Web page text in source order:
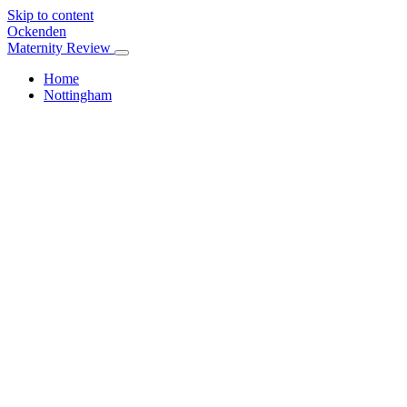
Skip to content
Ockenden
Maternity Review
Home
Nottingham